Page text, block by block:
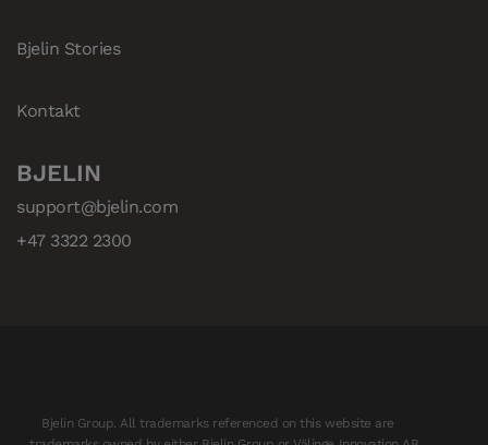
Bjelin Stories
Kontakt
BJELIN
support@bjelin.com
+47 3322 2300
Bjelin Group. All trademarks referenced on this website are